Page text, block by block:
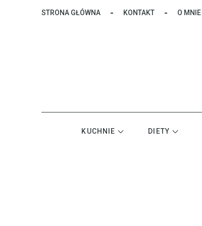
STRONA GŁÓWNA KONTAKT O MNIE
KUCHNIE DIETY